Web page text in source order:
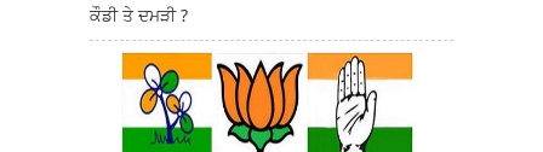
ਕੌਡੀ ਤੇ ਦਮੜੀ ?